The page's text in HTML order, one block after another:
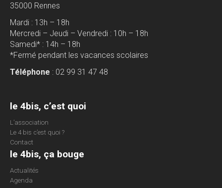
35000 Rennes
Mardi : 13h – 18h
Mercredi – Jeudi – Vendredi : 10h – 18h
Samedi* : 14h – 18h
*Fermé pendant les vacances scolaires
Téléphone : 02 99 31 47 48
le 4bis, c’est quoi
L’association
Le 4 bis c’est quoi ?
Contact
le 4bis, ça bouge
Actualités
Agenda